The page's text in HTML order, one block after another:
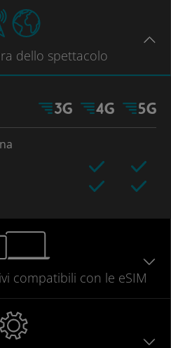
dello spettacolo
compatibili con le eSIM